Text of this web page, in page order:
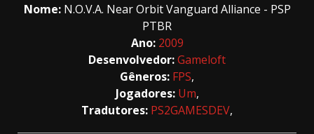
Nome: N.O.V.A. Near Orbit Vanguard Alliance - PSP
PTBR
Ano: 2009
Desenvolvedor:Gameloft
Gêneros: FPS,
Jogadores: Um,
Tradutores: PS2GAMESDEV,